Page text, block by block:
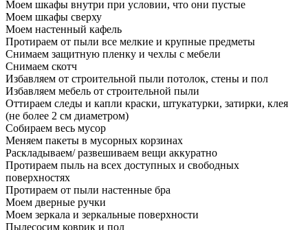
Моем шкафы внутри при условии, что они пустые
Моем шкафы сверху
Моем настенный кафель
Протираем от пыли все мелкие и крупные предметы
Снимаем защитную пленку и чехлы с мебели
Снимаем скотч
Избавляем от строительной пыли потолок, стены и пол
Избавляем мебель от строительной пыли
Оттираем следы и капли краски, штукатурки, затирки, клея
(не более 2 см диаметром)
Собираем весь мусор
Меняем пакеты в мусорных корзинах
Раскладываем/ развешиваем вещи аккуратно
Протираем пыль на всех доступных и свободных
поверхностях
Протираем от пыли настенные бра
Моем дверные ручки
Моем зеркала и зеркальные поверхности
Пылесосим коврик и пол